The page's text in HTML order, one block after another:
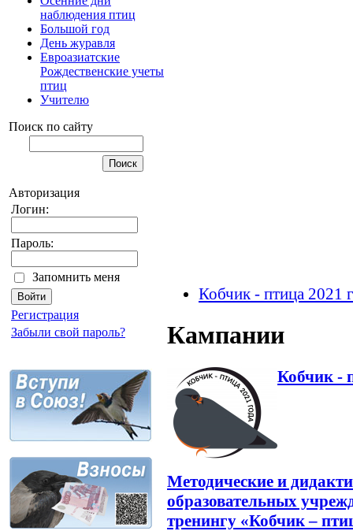
наблюдения птиц
Большой год
День журавля
Евроазиатские
Рождественские учеты
птиц
Учителю
Поиск по сайту
Авторизация
Логин:
Пароль:
Запомнить меня
Регистрация
Забыли свой пароль?
Кобчик - птица 2021
Кампании
Кобчик -
Методические и
образовательных
тренингу «Кобчик –